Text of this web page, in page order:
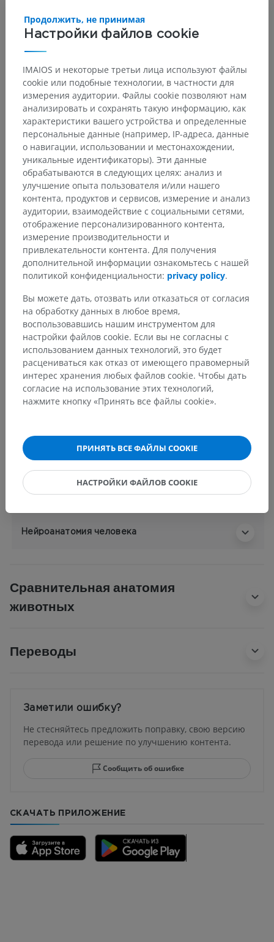
Анатомическая иерархия
Анатомия человека 2
Человеческое тело> Systemata integrantia>
Нервная система>
Центральная нервная система> Головной мозг>
Мозг> Промежуточный мозг >
Третий (III) желудочек>
Основные структуры:Нет анатомических терминов,
относящихся к этой части тела
Анатомия человека 1
Нейроанатомия человека
Сравнительная анатомия
животных
Переводы
Заметили ошибку?
Не стесняйтесь предложить поправку, свою версию
перевода или решение по улучшению контента.
Сообщить об ошибке
СКАЧАТЬ ПРИЛОЖЕНИЕ
Настройки файлов cookie
Продолжить, не принимая
IMAIOS и некоторые третьи лица используют файлы
cookie или подобные технологии, в частности для
измерения аудитории. Файлы cookie позволяют нам
анализировать и сохранять такую информацию, как
характеристики вашего устройства и определенные
персональные данные (например, IP-адреса, данные
о навигации, использовании и местонахождении,
уникальные идентификаторы). Эти данные
обрабатываются в следующих целях: анализ и
улучшение опыта пользователя и/или нашего
контента, продуктов и сервисов, измерение и анализ
аудитории, взаимодействие с социальными сетями,
отображение персонализированного контента,
измерение производительности и
привлекательности контента. Для получения
дополнительной информации ознакомьтесь с нашей
политикой конфиденциальности: privacy policy.
Вы можете дать, отозвать или отказаться от согласия
на обработку данных в любое время,
воспользовавшись нашим инструментом для
настройки файлов cookie. Если вы не согласны с
использованием данных технологий, это будет
расцениваться как отказ от имеющего правомерный
интерес хранения любых файлов cookie. Чтобы дать
согласие на использование этих технологий,
нажмите кнопку «Принять все файлы cookie».
ПРИНЯТЬ ВСЕ ФАЙЛЫ COOKIE
НАСТРОЙКИ ФАЙЛОВ COOKIE